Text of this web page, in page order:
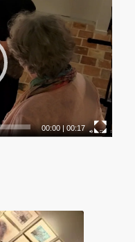
00:00|00:17